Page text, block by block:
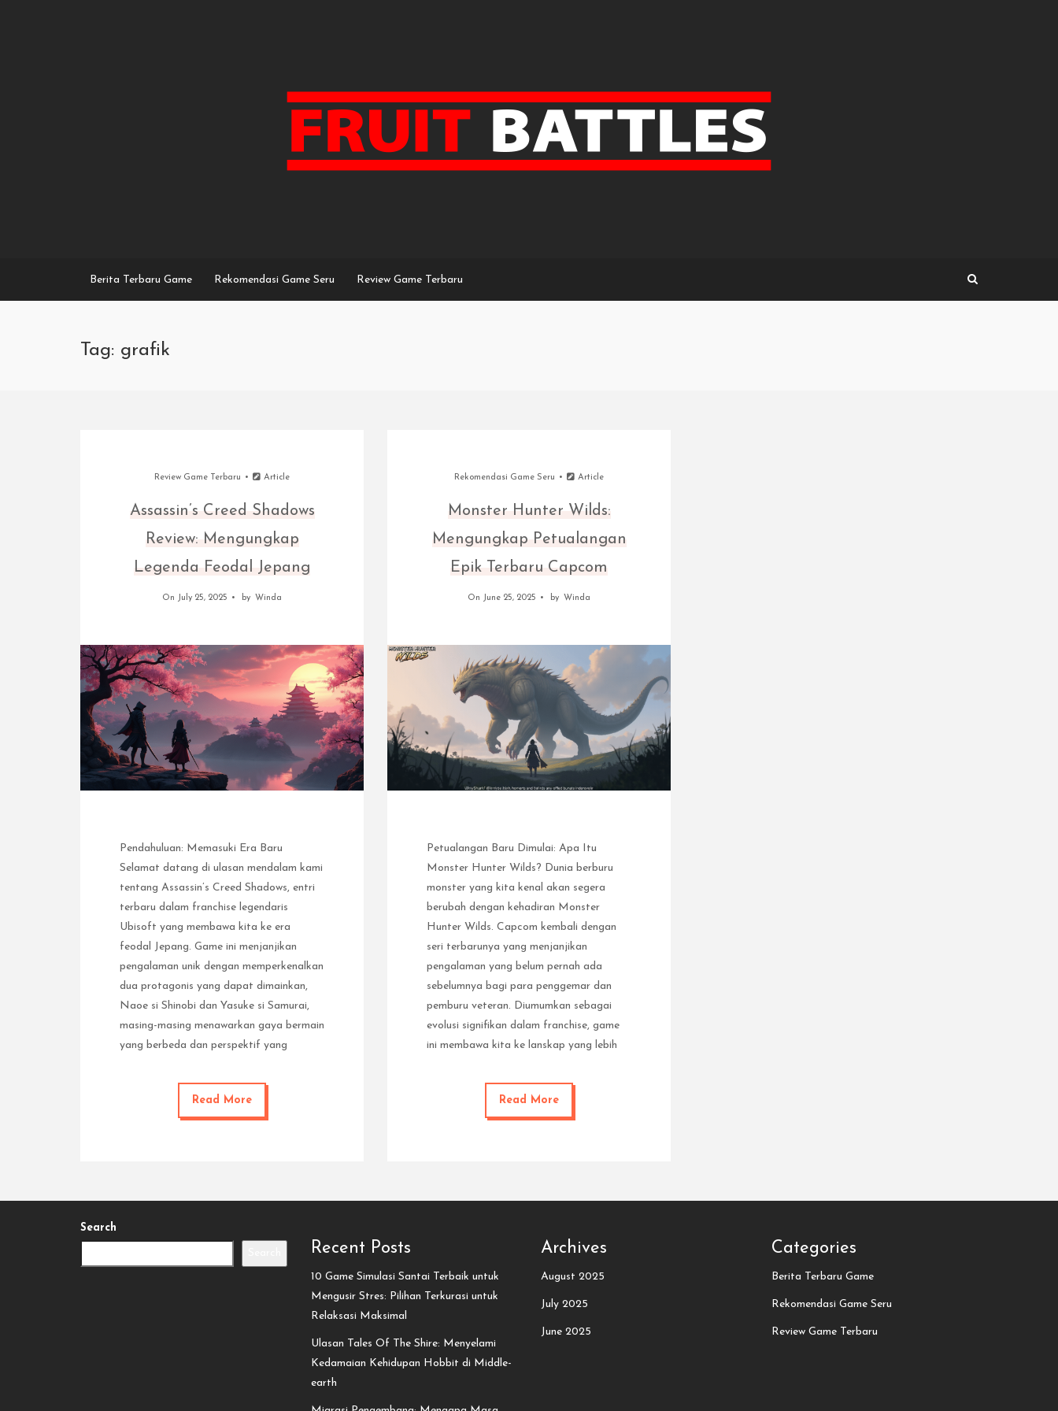
Berita Terbaru Game Rekomendasi Game Seru Review Game Terbaru
Tag: grafik
Review Game Terbaru Article
Assassin’s Creed Shadows
Review: Mengungkap
Legenda Feodal Jepang
On July 25, 2025 by Winda
Pendahuluan: Memasuki Era Baru
Selamat datang di ulasan mendalam kami
tentang Assassin’s Creed Shadows, entri
terbaru dalam franchise legendaris
Ubisoft yang membawa kita ke era
feodal Jepang. Game ini menjanjikan
pengalaman unik dengan memperkenalkan
dua protagonis yang dapat dimainkan,
Naoe si Shinobi dan Yasuke si Samurai,
masing-masing menawarkan gaya bermain
yang berbeda dan perspektif yang
Read More
Rekomendasi Game Seru Article
Monster Hunter Wilds:
Mengungkap Petualangan
Epik Terbaru Capcom
On June 25, 2025 by Winda
Petualangan Baru Dimulai: Apa Itu
Monster Hunter Wilds? Dunia berburu
monster yang kita kenal akan segera
berubah dengan kehadiran Monster
Hunter Wilds. Capcom kembali dengan
seri terbarunya yang menjanjikan
pengalaman yang belum pernah ada
sebelumnya bagi para penggemar dan
pemburu veteran. Diumumkan sebagai
evolusi signifikan dalam franchise, game
ini membawa kita ke lanskap yang lebih
Read More
Search
Recent Posts
10 Game Simulasi Santai Terbaik untuk
Mengusir Stres: Pilihan Terkurasi untuk
Relaksasi Maksimal
Ulasan Tales Of The Shire: Menyelami
Kedamaian Kehidupan Hobbit di Middle-
earth
Archives
August 2025
July 2025
June 2025
Categories
Berita Terbaru Game
Rekomendasi Game Seru
Review Game Terbaru